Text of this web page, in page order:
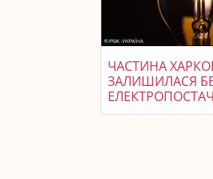
ЧАСТИНА
ЗАЛИШИЛАСЯ